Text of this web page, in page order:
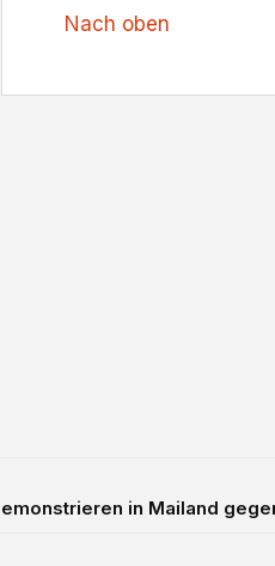
Nach oben
in Mailand